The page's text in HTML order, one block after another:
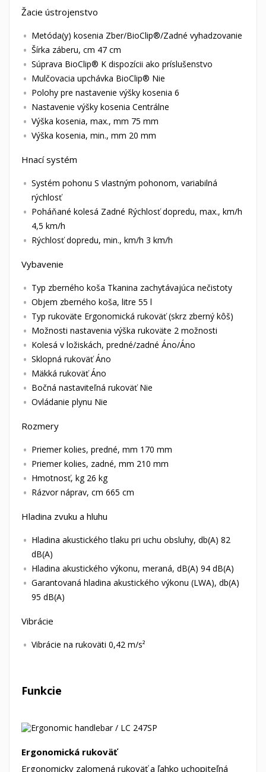
Žacie ústrojenstvo
Metóda(y) kosenia Zber/BioClip®/Zadné vyhadzovanie
Šírka záberu, cm 47 cm
Súprava BioClip® K dispozícii ako príslušenstvo
Mulčovacia upchávka BioClip® Nie
Polohy pre nastavenie výšky kosenia 6
Nastavenie výšky kosenia Centrálne
Výška kosenia, max., mm 75 mm
Výška kosenia, min., mm 20 mm
Hnací systém
Systém pohonu S vlastným pohonom, variabilná
rýchlosť
Poháňané kolesá Zadné Rýchlosť dopredu, max., km/h
4,5 km/h
Rýchlosť dopredu, min., km/h 3 km/h
Vybavenie
Typ zberného koša Tkanina zachytávajúca nečistoty
Objem zberného koša, litre 55 l
Typ rukoväte Ergonomická rukoväť (skrz zberný kôš)
Možnosti nastavenia výška rukoväte 2 možnosti
Kolesá v ložiskách, predné/zadné Áno/Áno
Sklopná rukoväť Áno
Mäkká rukoväť Áno
Bočná nastaviteľná rukoväť Nie
Ovládanie plynu Nie
Rozmery
Priemer kolies, predné, mm 170 mm
Priemer kolies, zadné, mm 210 mm
Hmotnosť, kg 26 kg
Rázvor náprav, cm 665 cm
Hladina zvuku a hluhu
Hladina akustického tlaku pri uchu obsluhy, db(A) 82
dB(A)
Hladina akustického výkonu, meraná, dB(A) 94 dB(A)
Garantovaná hladina akustického výkonu (LWA), db(A)
95 dB(A)
Vibrácie
Vibrácie na rukoväti 0,42 m/s²
Funkcie
Ergonomická rukoväť
Ergonomicky zalomená rukoväť a ľahko uchopiteľná